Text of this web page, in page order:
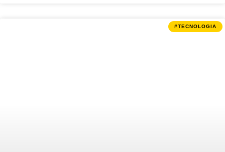
#TECNOLOGIA